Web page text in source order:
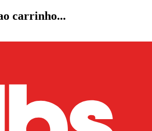
carrinho...